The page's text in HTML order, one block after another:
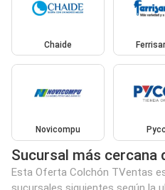
Chaide
Novicompu
Sucursal más cercana
Esta Oferta Colchón TVentas